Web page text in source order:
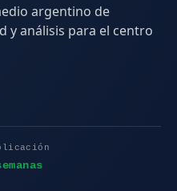
argentino de
y análisis para el centro